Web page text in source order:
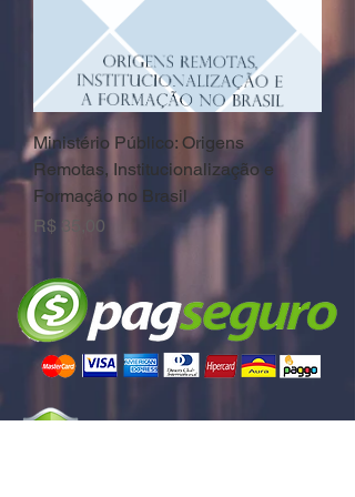
Ministério Público: Origens
Remotas, Institucionalização e
Formação no Brasil
Preço
R$ 35,00